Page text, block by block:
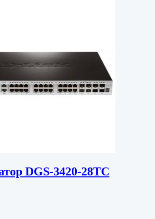
DGS-3420-28TC